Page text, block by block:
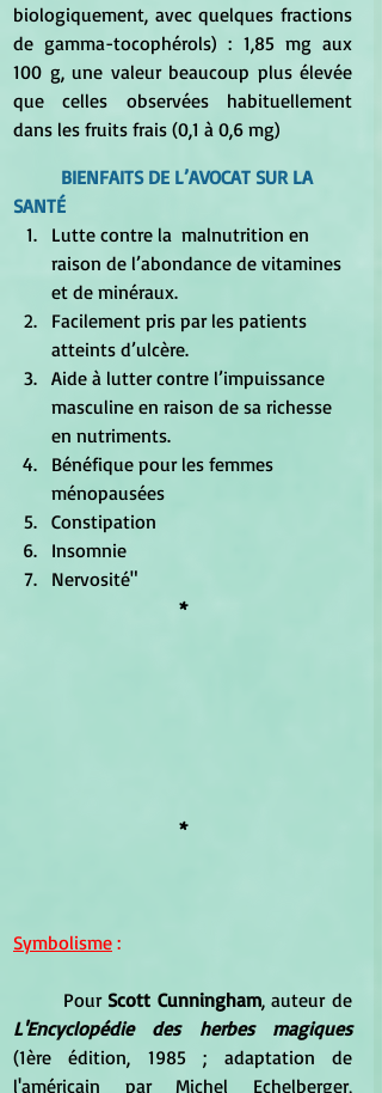
biologiquement, avec quelques fractions
de gamma-tocophérols) : 1,85 mg aux
100 g, une valeur beaucoup plus élevée
que celles observées habituellement
dans les fruits frais (0,1 à 0,6 mg)
BIENFAITS DE L’AVOCAT SUR LA
SANTÉ
Lutte contre la  malnutrition en
raison de l’abondance de vitamines
et de minéraux.
Facilement pris par les patients
atteints d’ulcère.
Aide à lutter contre l’impuissance
masculine en raison de sa richesse
en nutriments.
Bénéfique pour les femmes
ménopausées
Constipation
Insomnie
Nervosité"
*
*
Symbolisme :
	Pour
Scott Cunningham
L'Encyclopédie des herbes magiques
(1ère édition, 1985 ; adaptation de
l'américain par Michel Echelberger,